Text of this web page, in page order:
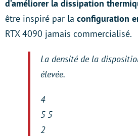
d’améliorer la dissipation
être inspiré par la configuration
RTX 4090 jamais commercialisé.
La densité de la
élevée.
4
5 5
2